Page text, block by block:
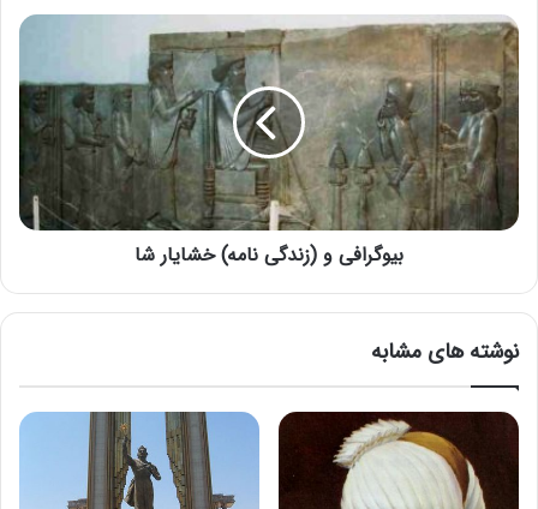
بیوگرافی و (زندگی نامه) خشایار شا
نوشته های مشابه